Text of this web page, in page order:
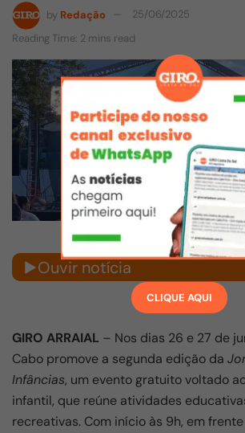
by Redação
25/06/2025
Reading Time: 2 mins read
Ouvir notícia
GIRO ARRAIAL – Nos dias 26 e 27 de
Cabo promove a segunda edição da
Infâncias, um evento gratuito voltado
infantil, que reúne atividades
recreativas. Com início às 9h, em
CLIQUE AQUI